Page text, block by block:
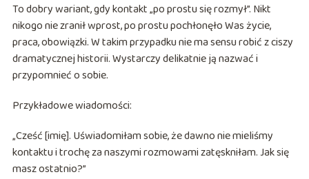
To dobry wariant, gdy kontakt „po prostu się rozmył”. Nikt
nikogo nie zranił wprost, po prostu pochłonęło Was życie,
praca, obowiązki. W takim przypadku nie ma sensu robić z ciszy
dramatycznej historii. Wystarczy delikatnie ją nazwać i
przypomnieć o sobie.
Przykładowe wiadomości:
„Cześć [imię]. Uświadomiłam sobie, że dawno nie mieliśmy
kontaktu i trochę za naszymi rozmowami zatęskniłam. Jak się
masz ostatnio?”